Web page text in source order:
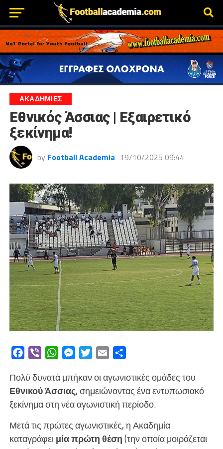
ΑΚΑΔΗΜΙΕΣ
Εθνικός Άσσιας | Εξαιρετικό
ξεκίνημα!
by Football Academia 19/10/2025 09:44
Facebook
Viber WhatsAppMessengerTwitterEmail
Πολύ δυνατά μπήκαν οι αγωνιστικές ομάδες του
Εθνικού Άσσιας, σημειώνοντας ένα εντυπωσιακό
ξεκίνημα στη νέα αγωνιστική περίοδο.
Μετά τις πρώτες αγωνιστικές, η Ακαδημία
καταγράφειμία πρώτη θέση(την οποία μοιράζεται